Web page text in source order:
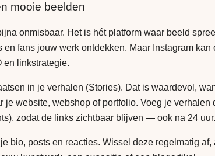
mooie beelden
onmisbaar. Het is hét platform waar beeld
fans jouw werk ontdekken. Maar Instagram kan
en linkstrategie.
in je verhalen (Stories). Dat is waardevol,
je website, webshop of portfolio. Voeg je verhalen
zodat de links zichtbaar blijven — ook na 24 uur.
bio, posts en reacties. Wissel deze regelmatig af,